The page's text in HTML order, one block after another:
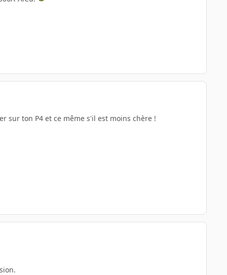
sur ton P4 et ce même s'il est moins chère !